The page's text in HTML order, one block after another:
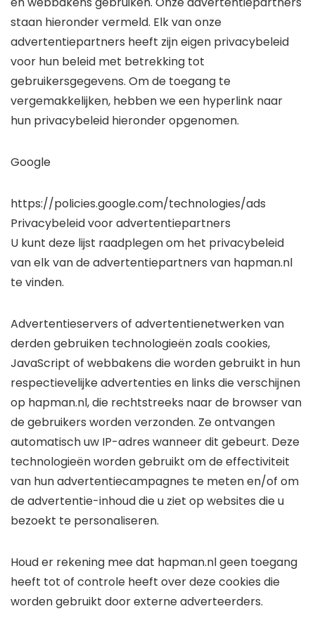
staan ​​hieronder vermeld. Elk van onze
advertentiepartners heeft zijn eigen privacybeleid
voor hun beleid met betrekking tot
gebruikersgegevens. Om de toegang te
vergemakkelijken, hebben we een hyperlink naar
hun privacybeleid hieronder opgenomen.
Google
https://policies.google.com/technologies/ads
Privacybeleid voor advertentiepartners
U kunt deze lijst raadplegen om het privacybeleid
van elk van de advertentiepartners van hapman.nl
te vinden.
Advertentieservers of advertentienetwerken van
derden gebruiken technologieën zoals cookies,
JavaScript of webbakens die worden gebruikt in hun
respectievelijke advertenties en links die verschijnen
op hapman.nl, die rechtstreeks naar de browser van
de gebruikers worden verzonden. Ze ontvangen
automatisch uw IP-adres wanneer dit gebeurt. Deze
technologieën worden gebruikt om de effectiviteit
van hun advertentiecampagnes te meten en/of om
de advertentie-inhoud die u ziet op websites die u
bezoekt te personaliseren.
Houd er rekening mee dat hapman.nl geen toegang
heeft tot of controle heeft over deze cookies die
worden gebruikt door externe adverteerders.